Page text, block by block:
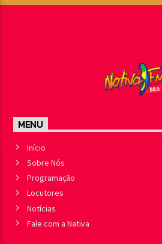
MENU
Início
Sobre Nós
Programação
Locutores
Notícias
Fale com a Nativa